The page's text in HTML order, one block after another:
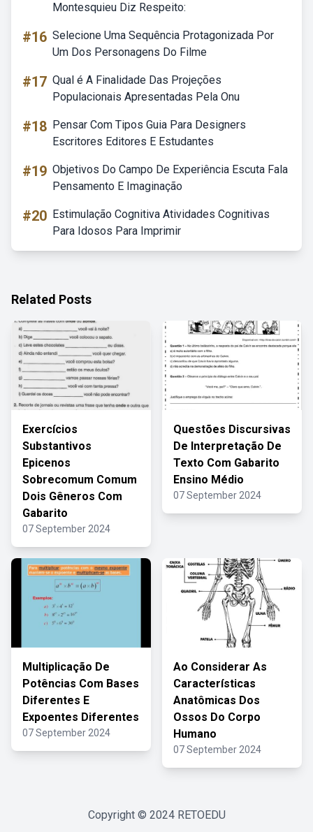
Montesquieu Diz Respeito:
#16 Selecione Uma Sequência Protagonizada Por
Um Dos Personagens Do Filme
#17 Qual é A Finalidade Das Projeções
Populacionais Apresentadas Pela Onu
#18 Pensar Com Tipos Guia Para Designers
Escritores Editores E Estudantes
#19 Objetivos Do Campo De Experiência Escuta Fala
Pensamento E Imaginação
#20 Estimulação Cognitiva Atividades Cognitivas
Para Idosos Para Imprimir
Related Posts
Exercícios
Substantivos
Epicenos
Sobrecomum Comum
Dois Gêneros Com
Gabarito
07 September 2024
Questões Discursivas
De Interpretação De
Texto Com Gabarito
Ensino Médio
07 September 2024
Multiplicação De
Potências Com Bases
Diferentes E
Expoentes Diferentes
07 September 2024
Ao Considerar As
Características
Anatômicas Dos
Ossos Do Corpo
Humano
07 September 2024
Copyright © 2024 RETOEDU